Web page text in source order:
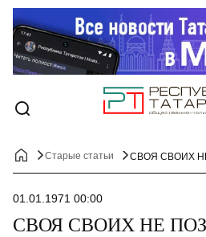
Старые статьи СВОЯ СВОИХ
01.01.1971 00:00
СВОЯ СВОИХ НЕ